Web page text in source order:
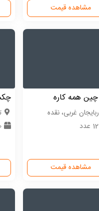
مشاهده قیمت
همه کاره
غربی، نقده
مشاهده قیمت